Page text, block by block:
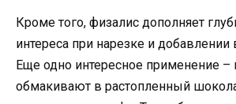
Кроме того, физалис дополняет
интереса при нарезке и добавлении
Еще одно интересное применение –
обмакивают в растопленный